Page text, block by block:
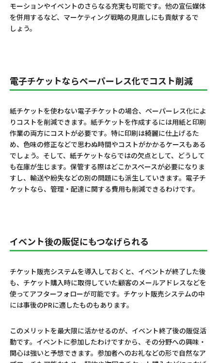
モーションやイベントのさらなる充実も可能です。他の宣伝媒体
を併用するなど、マーケティング戦略の見直しにも貢献するで
しょう。
電子チケットならペーパーレス化でコスト削減
紙チケットを使わない電子チケットの場合、ペーパーレス化によ
りコストを削減できます。紙チケットを作成するには用紙と印刷
作業の両方にコストが必要です。特に印刷は綺麗に仕上げるた
め、色味の修正などで思わぬ時間やコストがかかるケースもある
でしょう。そして、紙チケットならではの欠点として、どうして
も在庫が生じます。保管する際はどこかスペースが必要になりま
すし、輸送や紛失などの別の問題にも派生していきます。電子チ
ケットなら、管理・配達に関する費用も削減できるわけです。
イベント後の販促にもつなげられる
チケット販売システムを導入しておくと、イベントが終了した後
も、チケット購入時に取得していた顧客のメールアドレスなどを
使ってアフターフォローが可能です。チケット販売システムの中
には事後のPRに適したものもあります。
このメリットを最大限に活かせるのが、イベント終了後の販促活
動です。イベントに参加したわけですから、その分野への興味・
関心は強いと予想できます。参加者へのお礼などの形で自然なア